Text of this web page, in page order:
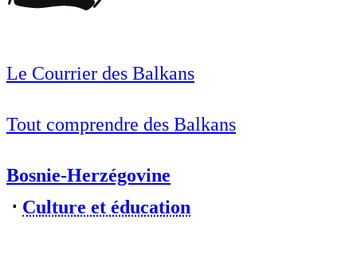
Le Courrier des Balkans
Tout comprendre des Balkans
Bosnie-Herzégovine
⋅ Culture et éducation